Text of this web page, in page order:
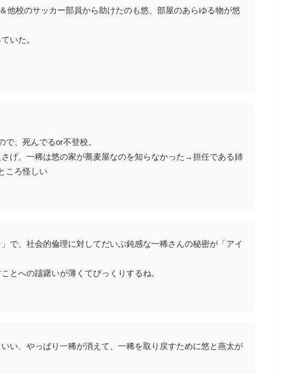
校のサッカー部員から助けたのも悠、部屋のあらゆる物が悠
いた。
、死んでるor不登校。
げ、一稀は悠の家が蕎麦屋なのを知らなかった→担任である姉
ころ怪しい
で、社会的倫理に対してだいぶ鈍感な一稀さんの秘密が「アイ
とへの躊躇いが薄くてびっくりするね。
い、やっぱり一稀が消えて、一稀を取り戻すために悠と燕太が